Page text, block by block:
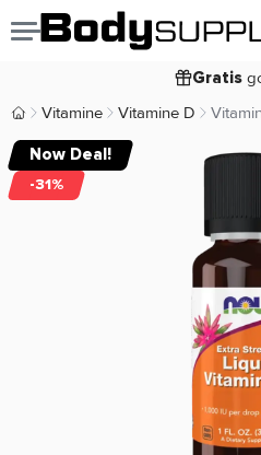
Voor 22:00
Gratis
Laagste
Body Supplies | Sportvoeding en
Vitamine Vitamine D
Now Deal!
-31%